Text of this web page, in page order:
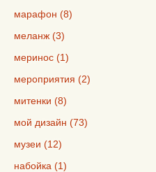
марафон (8)
меланж (3)
меринос (1)
мероприятия (2)
митенки (8)
мой дизайн (73)
музеи (12)
набойка (1)